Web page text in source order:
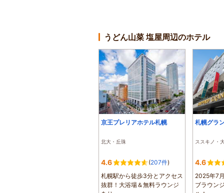
うどん山菜 塩屋周辺のホテル
京王プレリアホテル札幌
北大・丘珠
4.6 (207件)
札幌駅から徒歩3分とアクセス
抜群！大浴場＆無料ラウンジ
札幌グラ
ススキノ・
4.6
2025年7
ブラウン